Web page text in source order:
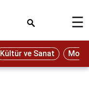
☰
Kültür ve Sanat